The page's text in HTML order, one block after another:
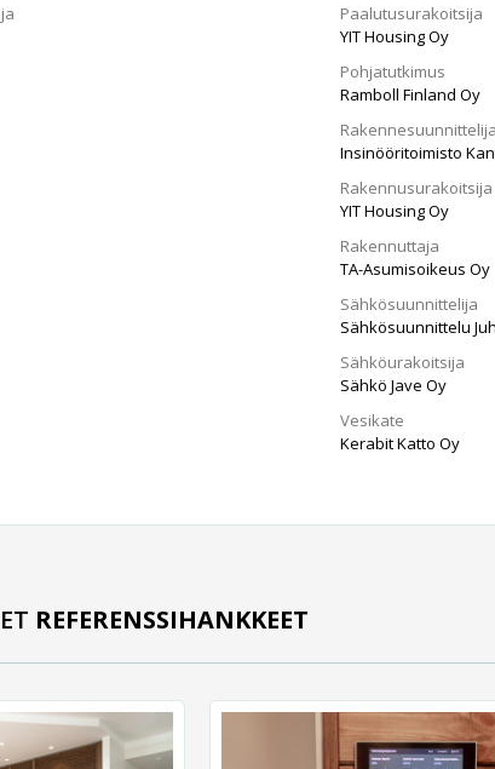
Paalutusurakoitsija
YIT Housing Oy
Pohjatutkimus
Ramboll Finland Oy
Rakennesuunnittelija
Insinööritoimisto
Rakennusurakoitsija
YIT Housing Oy
Rakennuttaja
TA-Asumisoikeus Oy
Sähkösuunnittelija
Sähkösuunnittelu
Sähköurakoitsija
Sähkö Jave Oy
Vesikate
Kerabit Katto Oy
REFERENSSIHANKKEET